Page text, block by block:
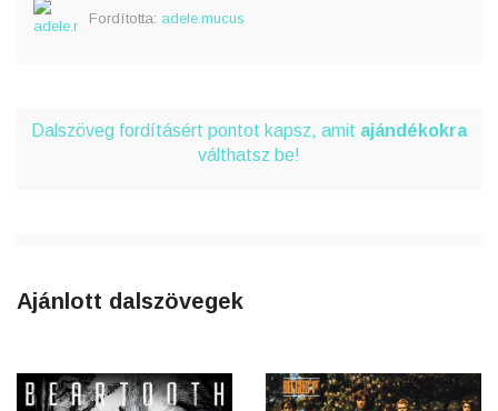
Fordította: adele.mucus
Dalszöveg fordításért pontot kapsz, amit ajándékokra
válthatsz be!
Ajánlott dalszövegek